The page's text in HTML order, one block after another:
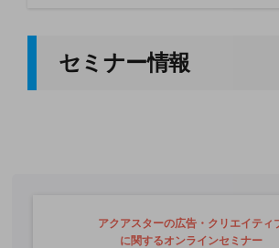
セミナー情報
アクアスターの広告・クリエイティ
に関するオンラインセミナー